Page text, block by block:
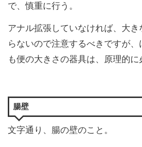
で、慎重に行う。
アナル拡張していなければ、大き
らないので注意するべきですが、
も便の大きさの器具は、原理的に
腸壁
文字通り、腸の壁のこと。